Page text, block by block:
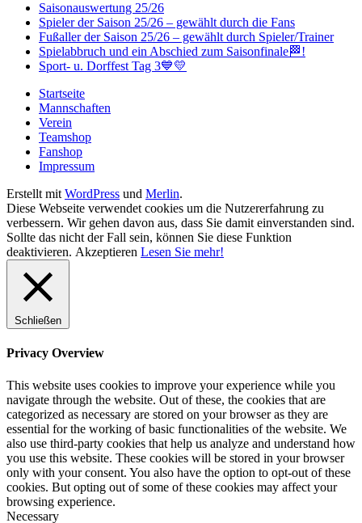
Saisonauswertung 25/26
Spieler der Saison 25/26 – gewählt durch die Fans
Fußaller der Saison 25/26 – gewählt durch Spieler/Trainer
Spielabbruch und ein Abschied zum Saisonfinale🏁!
Sport- u. Dorffest Tag 3💙💛
Startseite
Mannschaften
Verein
Teamshop
Fanshop
Impressum
Erstellt mit WordPress und Merlin.
Diese Webseite verwendet cookies um die Nutzererfahrung zu
verbessern. Wir gehen davon aus, dass Sie damit einverstanden sind.
Sollte das nicht der Fall sein, können Sie diese Funktion
deaktivieren. Akzeptieren Lesen Sie mehr!
Schließen
Privacy Overview
This website uses cookies to improve your experience while you
navigate through the website. Out of these, the cookies that are
categorized as necessary are stored on your browser as they are
essential for the working of basic functionalities of the website. We
also use third-party cookies that help us analyze and understand how
you use this website. These cookies will be stored in your browser
only with your consent. You also have the option to opt-out of these
cookies. But opting out of some of these cookies may affect your
browsing experience.
Necessary